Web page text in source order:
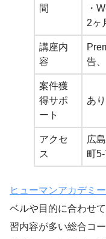
間
・
2ヶ
講座内
容
告
案件獲
得サポ
ート
あり
アクセ
ス
広
町
ヒューマンアカデミ
ベルや目的に合わせ
習内容が多い総合コ